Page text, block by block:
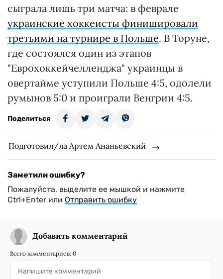
сыграла лишь три матча: в феврале
украинские хоккеисты финишировали
третьими на турнире в Польше. В Торуне,
где состоялся один из этапов
"Еврохоккейчелленджа" украинцы в
овертайме уступили Польше 4:5, одолели
румынов 5:0 и проиграли Венгрии 4:5.
Поделиться
Подготовил/ла Артем Ананьевский
Заметили ошибку?
Пожалуйста, выделите ее мышкой и нажмите
Ctrl+Enter или Отправить ошибку
Добавить комментарий
Всего комментариев: 0